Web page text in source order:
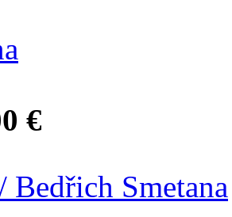
€
Bedřich Smetana